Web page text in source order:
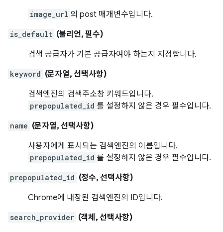
image_url 의 post 매개변수입니다.
is_default (불리언, 필수)
검색 공급자가 기본 공급자여야 하는지 지정합니다.
keyword (문자열, 선택사항)
검색엔진의 검색주소창 키워드입니다.
prepopulated_id 를 설정하지 않은 경우 필수입니다.
name (문자열, 선택사항)
사용자에게 표시되는 검색엔진의 이름입니다.
prepopulated_id 를 설정하지 않은 경우 필수입니다.
prepopulated_id (정수, 선택사항)
Chrome에 내장된 검색엔진의 ID입니다.
search_provider (객체, 선택사항)